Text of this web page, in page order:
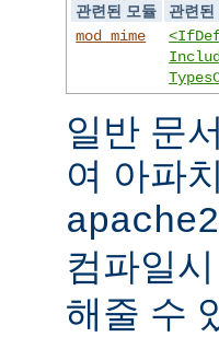
관련된 모듈
관련된
mod_mime
일반 문
여 아파
컴파일
해줄 수